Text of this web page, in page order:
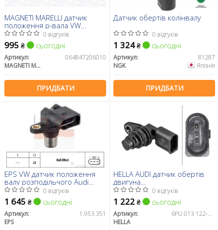
MAGNETI MARELLI датчик
положення р-вала VW
Touareg 4
0 відгуків
995 ₴ сьогодні
Артикул:
064847206010
MAGNETI MARELLI
ПРИДБАТИ
Датчик обертів колінвалу
0 відгуків
1 324₴ сьогодні
Артикул:
81287
NGK
Японія
ПРИДБАТИ
EPS VW датчик положення
валу розподільчого Audi
A3,Ford Galaxy,Golf
III,IV,Passat,Sharan,T5
0 відгуків
1 645 ₴ сьогодні
Артикул:
1.953.351
EPS
HELLA AUDI датчик обертів
двигуна
A3,Golf,Passat,Fabia,Octavia,
BENTLEY, SEAT
0 відгуків
1 222 ₴ сьогодні
Артикул:
6PU 013 122-671
HELLA